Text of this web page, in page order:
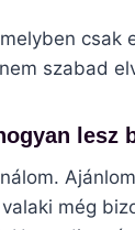
csak
szabad
lesz
még